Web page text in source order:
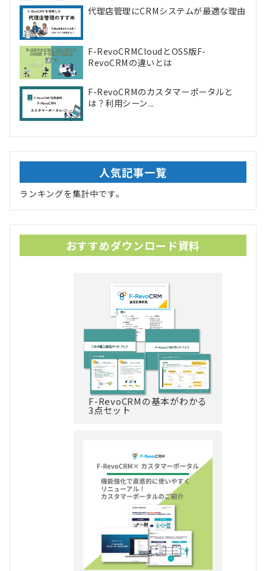
代理店管理にCRMシステムが最適な理由
F-RevoCRMCloudとOSS版F-
RevoCRMの違いとは
F-RevoCRMのカスタマーポータルと
は？利用シーン...
人気記事一覧
ランキングを集計中です。
おすすめダウンロード資料
F-RevoCRMの基本がわかる
3点セット